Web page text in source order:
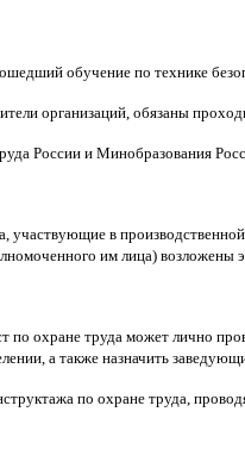
обучение по технике
организаций, обязаны
России и Минобразования
в
им лица) возложены
охране труда может лично
а также назначить
по охране труда,